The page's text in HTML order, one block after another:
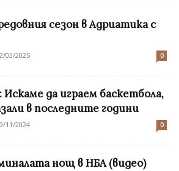
сезон в Адриатика с
03/2025 0
да играем баскетбола,
в последните години
11/2024 0
нощ в НБА (видео)